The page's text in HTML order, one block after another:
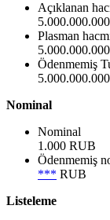
Açıklanan
Plasman
Ödenmemiş
Nominal
Nominal
1.000 RUB
Ödenmemiş
*** RUB
Listeleme